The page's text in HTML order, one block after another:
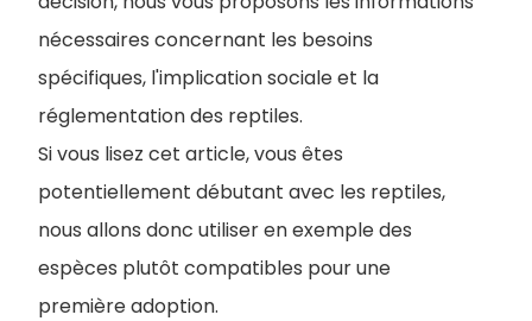
nécessaires concernant les besoins
spécifiques, l'implication sociale et la
réglementation des reptiles.
Si vous lisez cet article, vous êtes
potentiellement débutant avec les reptiles,
nous allons donc utiliser en exemple des
espèces plutôt compatibles pour une
première adoption.